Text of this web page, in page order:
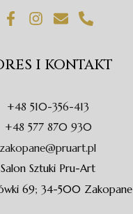
F
a
b
k
-
f
I
n
a
r
a
m
E
n
l
p
e
P
h
n
e
a
l
t
I KONTAKT
+48 510-356-413
+48 577 870 930
zakopane@pruart.pl
Salon Sztuki Pru-Art
69; 34-500 Zakopane